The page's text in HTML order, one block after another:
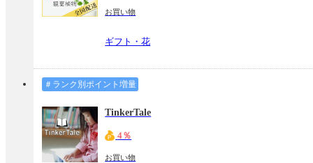
お買い物
ギフト・花
＃ランク別ポイント増量
TinkerTale
4％
お買い物